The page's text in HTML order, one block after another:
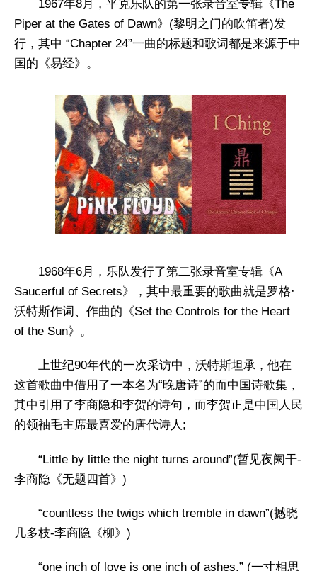
1967年8月，平克乐队的第一张录音室专辑《The
Piper at the Gates of Dawn》(黎明之门的吹笛者)发
行，其中 “Chapter 24”一曲的标题和歌词都是来源于中
国的《易经》。
1968年6月，乐队发行了第二张录音室专辑《A
Saucerful of Secrets》，其中最重要的歌曲就是罗格·
沃特斯作词、作曲的《Set the Controls for the Heart
of the Sun》。
上世纪90年代的一次采访中，沃特斯坦承，他在
这首歌曲中借用了一本名为“晚唐诗”的而中国诗歌集，
其中引用了李商隐和李贺的诗句，而李贺正是中国人民
的领袖毛主席最喜爱的唐代诗人;
“Little by little the night turns around”(暂见夜阑干-
李商隐《无题四首》)
“countless the twigs which tremble in dawn”(撼晓
几多枝-李商隐《柳》)
“one inch of love is one inch of ashes.” (一寸相思